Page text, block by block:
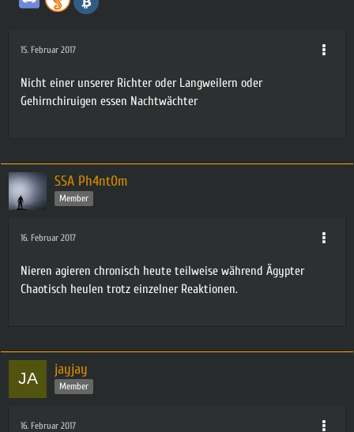
15. Februar 2017
Nicht einer unserer Richter oder Langweilern oder
Gehirnchiruigen essen Nachtwächter
SSA Ph4nt0m
Member
16. Februar 2017
Nieren agieren chronisch heute teilweise während Ägypter
Chaotisch heulen trotz einzelner Reaktionen.
jayjay
Member
16. Februar 2017